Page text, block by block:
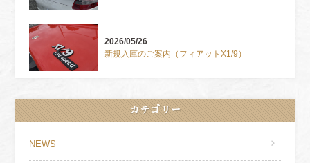
2026/05/26
新規入庫のご案内（フィアットX1/9）
カテゴリー
NEWS